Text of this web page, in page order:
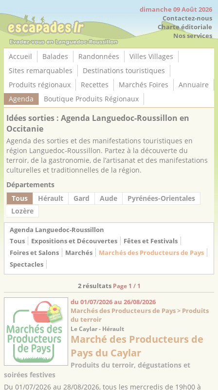
dimanche 09 Août 2026
Contactez-nous
Charte éditoriale
Nos services
Accueil Balades Randonnées
Villes Villages
Sites remarquables
Destinations touristiques
Produits régionaux
Recettes Marchés Foires
Annuaire
Agenda
Boutique Produits Régionaux
Idées sorties : Agenda Languedoc-Roussillon en
Occitanie
Agenda des sorties et des manifestations touristiques en
région Languedoc-Roussillon. Partez à la découverte du
terroir, de la gastronomie, de l’artisanat et des manifestations
culturelles et traditionnelles de la région.
Départements
Tous
Hérault Gard Aude
Pyrénées-Orientales
Lozère
Agenda Languedoc-Roussillon
Tous
Expositions et Découvertes
Fêtes et Festivals
Foires et Salons
Marchés
Marchés des Producteurs de Pays
Spectacles
2 résultats Page 1 / 1
du 01/07/2026 au 26/08/2026
Marchés des Producteurs de Pays > Produits
du terroir
Le Caylar - Hérault
Marché des Producteurs de
Pays du Caylar
Produits du terroir, dégustations et
soirées festives
Du 01/07/2026 au 28/08/2026, tous les mercredis de 19h00 à